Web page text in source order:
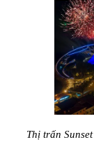
Thị trấn